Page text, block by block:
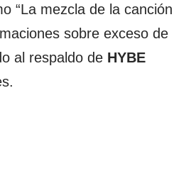
“La mezcla de la canción
sobre exceso de
al respaldo de HYBE